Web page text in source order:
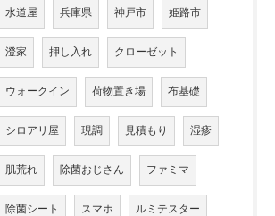
水道屋 兵庫県 神戸市 姫路市
澄家 押し入れ クローゼット
ウォークイン 荷物置き場 布基礎
シロアリ屋 現調 見積もり 湿疹
肌荒れ 除菌おじさん ファミマ
除菌シート スマホ ルミテスター